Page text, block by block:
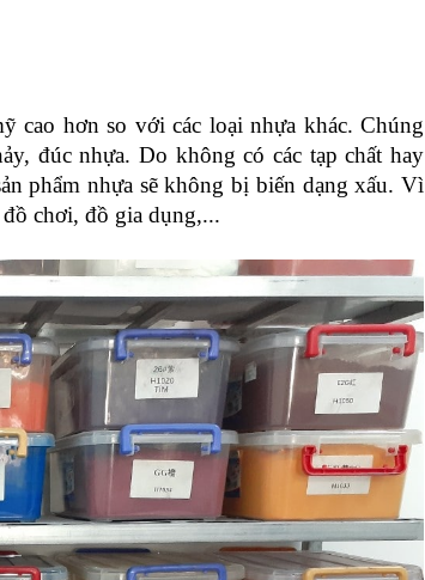
cao hơn so với các loại nhựa khác. Chúng
đúc nhựa. Do không có các tạp chất hay
phẩm nhựa sẽ không bị biến dạng xấu. Vì
chơi, đồ gia dụng,...